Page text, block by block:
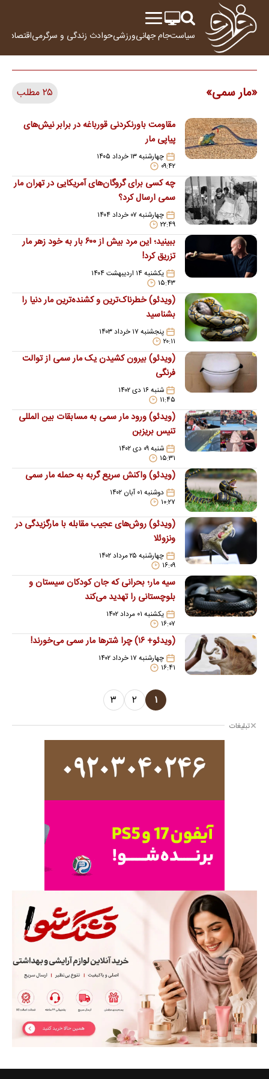
سیاستجام جهانیورزشیحوادث زندگی و سرگرمیاقتصاد
مار سمی ۲۵ مطلب
مقاومت باورنکردنی قورباغه در برابر نیش‌های
پیاپی مار
چهارشنبه ۱۳ خرداد ۱۴۰۵
۰۹:۴۲
چه کسی برای گروگان‌های آمریکایی در تهران مار
سمی ارسال کرد؟
چهارشنبه ۰۷ خرداد ۱۴۰۴
۲۲:۴۹
ببینید؛ این مرد بیش از ۶۰۰ بار به خود زهر مار
تزریق کرد!
یکشنبه ۱۴ اردیبهشت ۱۴۰۴
۱۵:۴۳
(ویدئو) خطرناک‌ترین و کشنده‌ترین مار دنیا را
بشناسید
پنجشنبه ۱۷ خرداد ۱۴۰۳
۲۰:۱۱
(ویدئو) بیرون کشیدن یک مار سمی از توالت
فرنگی
شنبه ۱۶ دی ۱۴۰۲
۱۱:۴۵
(ویدئو) ورود مار سمی به مسابقات بین المللی
تنیس بریزبن
شنبه ۰۹ دی ۱۴۰۲
۱۵:۳۱
(ویدئو) واکنش سریع گربه به حمله مار سمی
دوشنبه ۰۱ آبان ۱۴۰۲
۱۰:۲۷
(ویدئو) روش‌های عجیب مقابله با مارگزیدگی در
ونزوئلا
چهارشنبه ۲۵ مرداد ۱۴۰۲
۱۶:۰۹
سیه مار؛ بحرانی که جان کودکان سیستان و
بلوچستانی را تهدید می‌کند
یکشنبه ۰۱ مرداد ۱۴۰۲
۱۶:۰۷
(ویدئو+ ۱۶) چرا شتر‌ها مار سمی می‌خورند!
چهارشنبه ۱۷ خرداد ۱۴۰۲
۱۶:۴۱
۱ ۲ ۳
تبلیغات